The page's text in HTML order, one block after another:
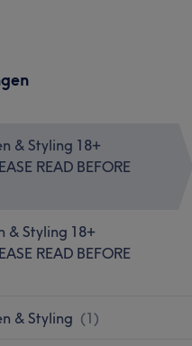
& Styling 18+
READ BEFORE
& Styling 18+
READ BEFORE
& Styling (1)